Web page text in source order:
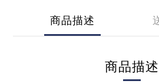
商品描述
商品描述